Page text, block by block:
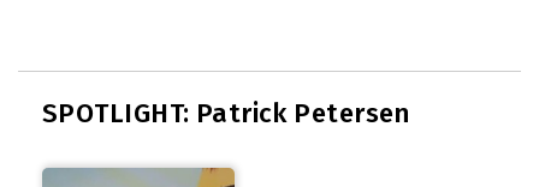
SPOTLIGHT: Patrick Petersen